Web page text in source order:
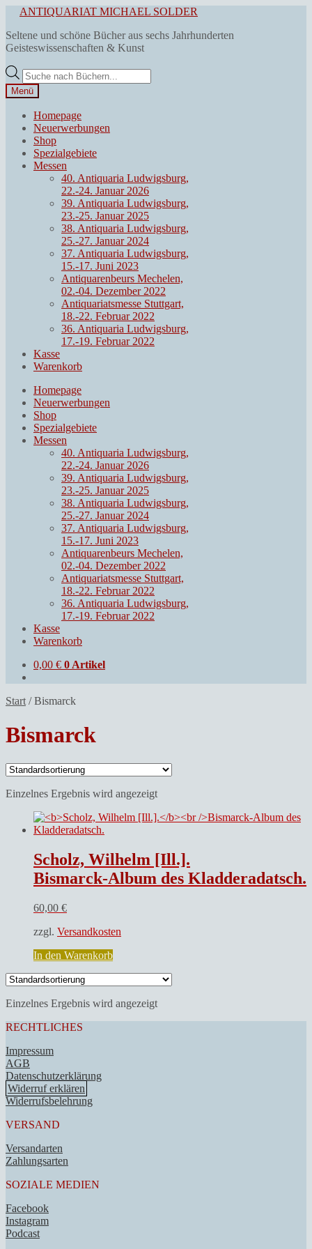
springen
Zum
springen
ANTIQUARIAT MICHAEL SOLDER
Seltene und schöne Bücher aus sechs Jahrhunderten
Geisteswissenschaften & Kunst
Products
search
Menü
Homepage
Neuerwerbungen
Shop
Spezialgebiete
Messen
40. Antiquaria Ludwigsburg,
22.-24. Januar 2026
39. Antiquaria Ludwigsburg,
23.-25. Januar 2025
38. Antiquaria Ludwigsburg,
25.-27. Januar 2024
37. Antiquaria Ludwigsburg,
15.-17. Juni 2023
Antiquarenbeurs Mechelen,
02.-04. Dezember 2022
Antiquariatsmesse Stuttgart,
18.-22. Februar 2022
36. Antiquaria Ludwigsburg,
17.-19. Februar 2022
Kasse
Warenkorb
Homepage
Neuerwerbungen
Shop
Spezialgebiete
Messen
40. Antiquaria Ludwigsburg,
22.-24. Januar 2026
39. Antiquaria Ludwigsburg,
23.-25. Januar 2025
38. Antiquaria Ludwigsburg,
25.-27. Januar 2024
37. Antiquaria Ludwigsburg,
15.-17. Juni 2023
Antiquarenbeurs Mechelen,
02.-04. Dezember 2022
Antiquariatsmesse Stuttgart,
18.-22. Februar 2022
36. Antiquaria Ludwigsburg,
17.-19. Februar 2022
Kasse
Warenkorb
0,00 € 0 Artikel
Start /Bismarck
Bismarck
Einzelnes Ergebnis wird angezeigt
Scholz, Wilhelm [Ill.].
Bismarck-Album des Kladderadatsch.
60,00 €
zzgl. Versandkosten
In den Warenkorb
Einzelnes Ergebnis wird angezeigt
RECHTLICHES
Impressum
AGB
Datenschutzerklärung
Widerruf erklären
Widerrufsbelehrung
VERSAND
Versandarten
Zahlungsarten
SOZIALE MEDIEN
Facebook
Instagram
Podcast